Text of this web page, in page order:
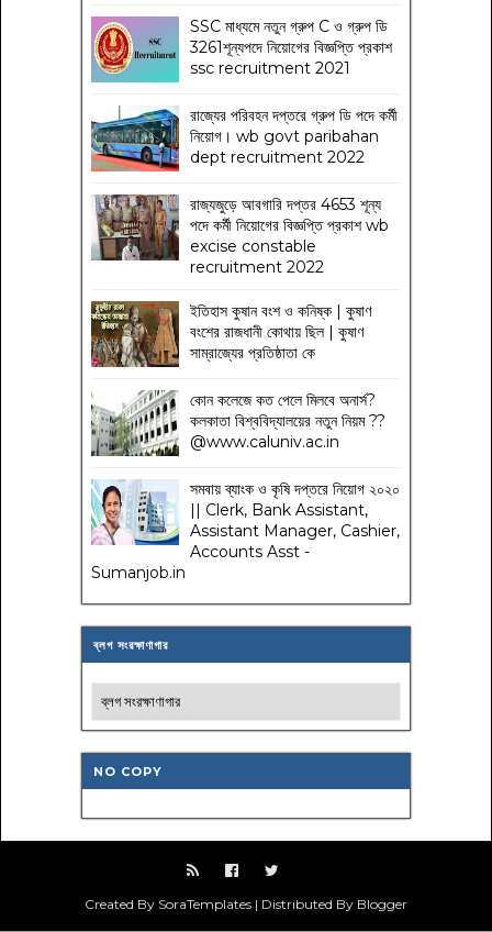
SSC মাধ্যমে নতুন গ্রুপ C ও গ্রুপ ডি
3261শূন্যপদে নিয়োগের বিজ্ঞপ্তি প্রকাশ
ssc recruitment 2021
রাজ্যের পরিবহন দপ্তরে গ্রুপ ডি পদে কর্মী
নিয়োগ। wb govt paribahan
dept recruitment 2022
রাজ্যজুড়ে আবগারি দপ্তর 4653 শূন্য
পদে কর্মী নিয়োগের বিজ্ঞপ্তি প্রকাশ wb
excise constable
recruitment 2022
ইতিহাস কুষান বংশ ও কনিষ্ক | কুষাণ
বংশের রাজধানী কোথায় ছিল | কুষাণ
সাম্রাজ্যের প্রতিষ্ঠাতা কে
কোন কলেজে কত পেলে মিলবে অনার্স?
কলকাতা বিশ্ববিদ্যালয়ের নতুন নিয়ম??
@www.caluniv.ac.in
সমবায় ব্যাংক ও কৃষি দপ্তরে নিয়োগ ২০২০
|| Clerk, Bank Assistant,
Assistant Manager, Cashier,
Accounts Asst -
Sumanjob.in
ব্লগ সংরক্ষাণাগার
NO COPY
Created By SoraTemplates | Distributed By Blogger